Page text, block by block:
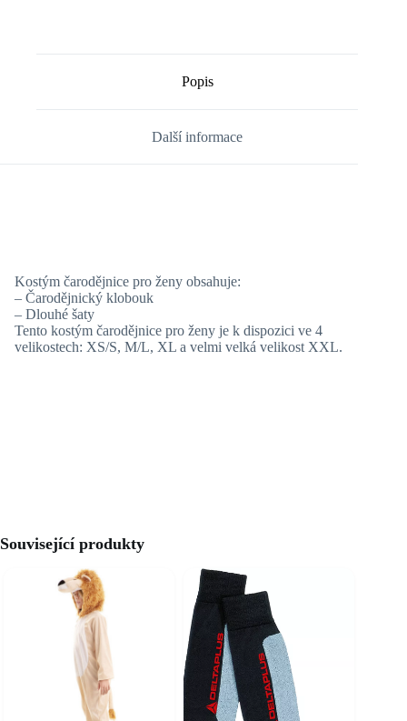
Popis
Další informace
Kostým čarodějnice pro ženy obsahuje:
– Čarodějnický klobouk
– Dlouhé šaty
Tento kostým čarodějnice pro ženy je k dispozici ve 4
velikostech: XS/S, M/L, XL a velmi velká velikost XXL.
Související produkty